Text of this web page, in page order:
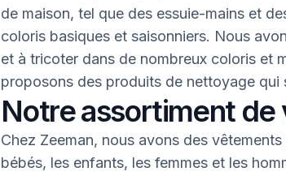
de maison, tel que des essuie-mains et
coloris basiques et saisonniers. Nous
et à tricoter dans de nombreux coloris et
proposons des produits de nettoyage qui
Notre assortiment
Chez Zeeman, nous avons des
bébés, les enfants, les femmes et les